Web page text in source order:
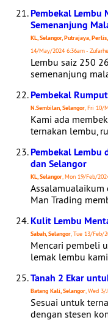
Pembekal
Semenanjung
KL, Selangor, Putrajaya,
14/May/2024 6:36am -
Lembu saiz 250
semenanjung
Pembekal
N.Sembilan, Selangor, Fri 10/
Kami ada
ternakan lembu,
Pembekal Lembu
dan Selangor
KL, Selangor, Mon 19/Feb/
Assalamualaikum
Man Trading
Kulit Lembu
Sabah, Selangor, Tue 13/Feb/
Mencari pembeli
lemak lembu
Tanah 2 Ekar
Batang Kali, Selangor, Wed 3/
Sesuai untuk
dengan stesen